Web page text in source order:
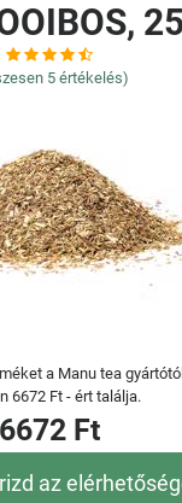
5 értékelés)
a Manu tea
6672 Ft - ért találja.
6672 Ft
az